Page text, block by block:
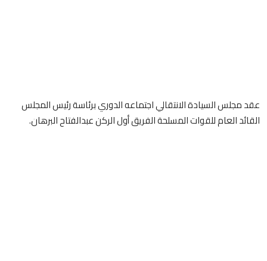
عقد مجلس السيادة الانتقالي اجتماعه الدوري برئاسة رئيس المجلس
القائد العام للقوات المسلحة الفريق أول الركن عبدالفتاح البرهان.